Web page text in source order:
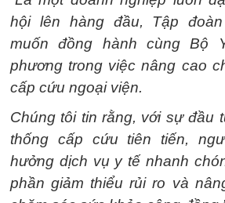
hội lên hàng đầu, Tập
muốn đồng hành cùng Bộ
phương trong việc nâng cao
cấp cứu ngoại viện.
Chúng tôi tin rằng, với sự đầu
thống cấp cứu tiên tiến,
hưởng dịch vụ y tế nhanh
phần giảm thiểu rủi ro và